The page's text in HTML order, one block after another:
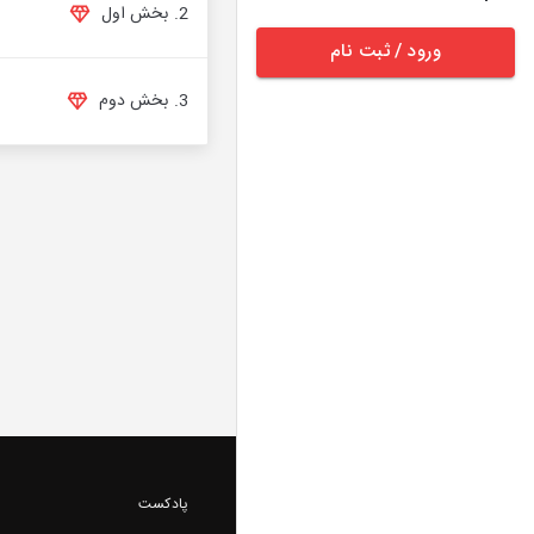
ورود / ثبت نام
2. بخش اول
3. بخش دوم
پادکست